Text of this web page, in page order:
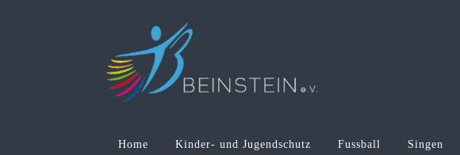
Home Kinder- und Jugendschutz Fussball Singen